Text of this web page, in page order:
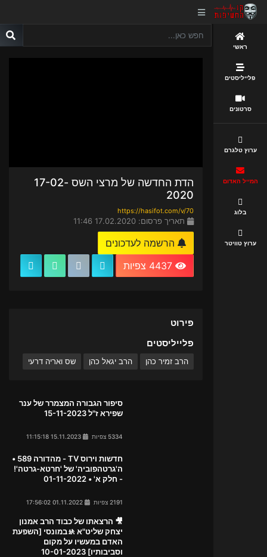
ראשי
פלייליסטים
סרטונים
ערוץ טלגרם
המייל האדום
בלוג
ערוץ טוויטר
הדת החדשה של מרצי השס 17-02-
2020
https://hasifot.com/v/70
תאריך פרסום: 17.02.2020 11:46
הרשמה לעדכונים
פירוט
פלייליסטים
הרב זמיר כהן הרב יגאל כהן שס ואריה דרעי
סיפור הגבורה המצמרר של ענר
שפירא ז"ל 15-11-2023
5334 צפיות
חדשות וירוס TV - מהדורה 589 •
ה'גרטהפוביה' של 'חרטא-גרטה'!
- חלק א' • 01-11-2022
2191 צפיות
🎥 הרצאתו של כבוד הרב אמנון
יצחק שליט"א 🚸במונסי [השפעת
האדם במעשיו על מקום
וסביבותיו] 10-01-2023